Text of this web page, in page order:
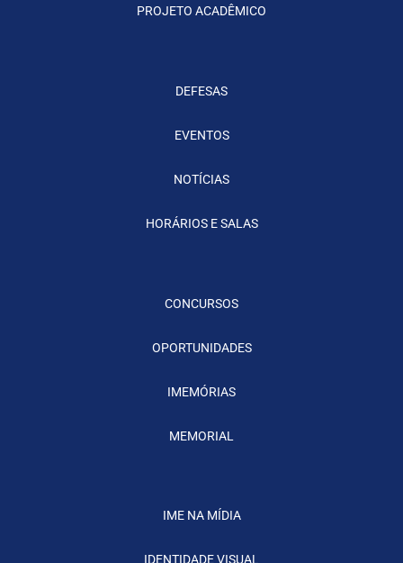
PROJETO ACADÊMICO
DEFESAS
EVENTOS
NOTÍCIAS
HORÁRIOS E SALAS
CONCURSOS
OPORTUNIDADES
IMEMÓRIAS
MEMORIAL
IME NA MÍDIA
IDENTIDADE VISUAL